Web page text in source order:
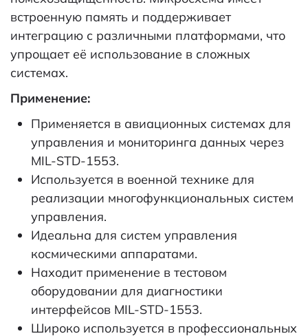
встроенную память и поддерживает
интеграцию с различными платформами, что
упрощает её использование в сложных
системах.
Применение:
Применяется в авиационных системах для
управления и мониторинга данных через
MIL-STD-1553.
Используется в военной технике для
реализации многофункциональных систем
управления.
Идеальна для систем управления
космическими аппаратами.
Находит применение в тестовом
оборудовании для диагностики
интерфейсов MIL-STD-1553.
Широко используется в профессиональных